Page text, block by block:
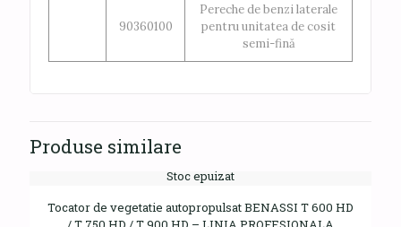
90360100
Pereche de benzi laterale
pentru unitatea de cosit
semi-fină
Produse similare
Stoc epuizat
Tocator de vegetatie autopropulsat BENASSI T 600 HD